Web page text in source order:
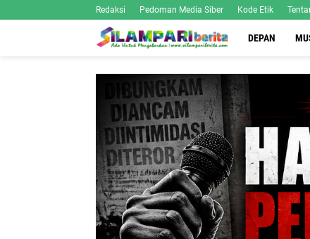
Redaksi Pedoman Media Siber Kode Etik
DEPAN